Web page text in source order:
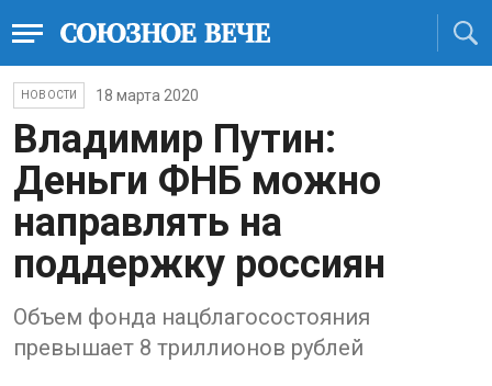
НОВОСТИ 18 марта 2020
Владимир Путин:
Деньги ФНБ можно
направлять на
поддержку россиян
Объем фонда нацблагосостояния
превышает 8 триллионов рублей